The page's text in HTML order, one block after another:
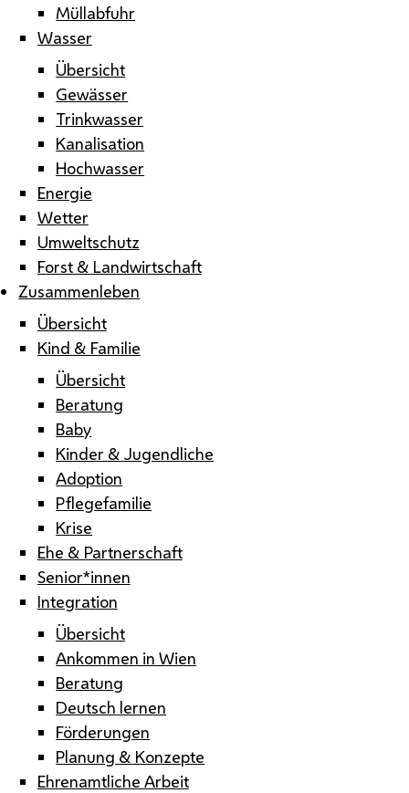
Müllabfuhr
Wasser
Übersicht
Gewässer
Trinkwasser
Kanalisation
Hochwasser
Energie
Wetter
Umweltschutz
Forst & Landwirtschaft
Zusammenleben
Übersicht
Kind & Familie
Übersicht
Beratung
Baby
Kinder & Jugendliche
Adoption
Pflegefamilie
Krise
Ehe & Partnerschaft
Senior*innen
Integration
Übersicht
Ankommen in Wien
Beratung
Deutsch lernen
Förderungen
Planung & Konzepte
Ehrenamtliche Arbeit